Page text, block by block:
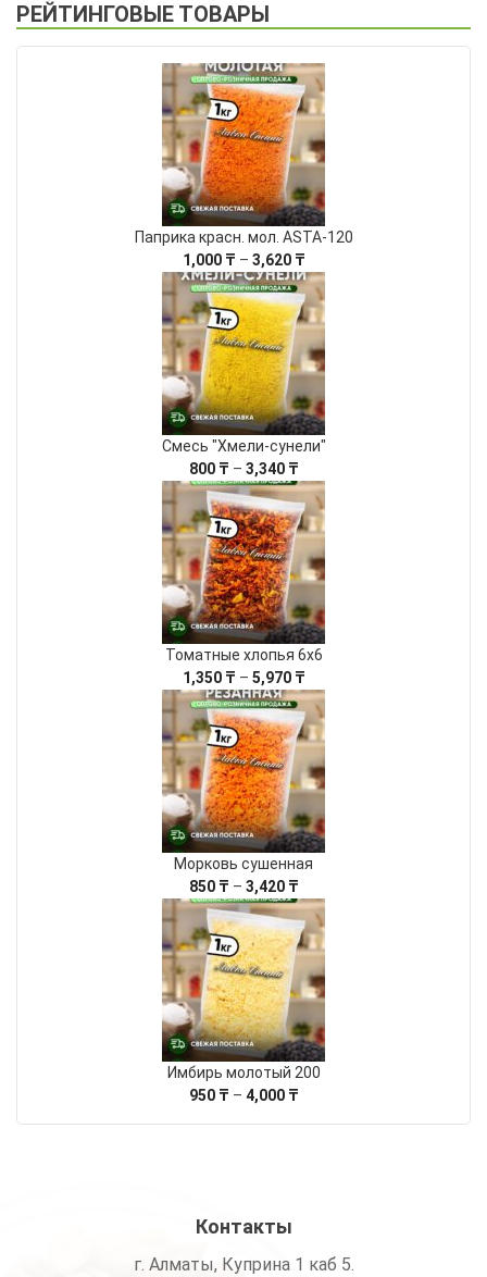
3,620 ₸
РЕЙТИНГОВЫЕ ТОВАРЫ
Паприка красн. мол. ASTA-120
1,000 ₸ – 3,620 ₸Диапазон
цен:
1,000 ₸
–
3,620 ₸
Смесь "Хмели-сунели"
800 ₸ – 3,340 ₸Диапазон
цен:
800 ₸
–
3,340 ₸
Томатные хлопья 6х6
1,350 ₸ – 5,970 ₸Диапазон
цен:
1,350 ₸
–
5,970 ₸
Морковь сушенная
850 ₸ – 3,420 ₸Диапазон
цен:
850 ₸
–
3,420 ₸
Имбирь молотый 200
950 ₸ – 4,000 ₸Диапазон
Контакты
г. Алматы, Куприна 1 каб 5.